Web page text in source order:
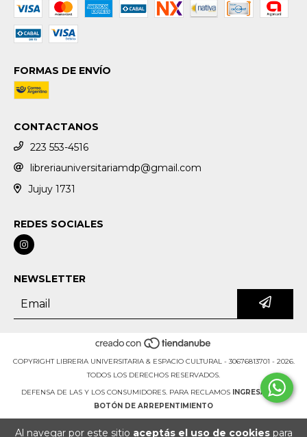
Al navegar por este sitio aceptás el uso de cookiespara
FORMAS DE ENVÍO
CONTACTANOS
223 553-4516
libreriauniversitariamdp@gmail.com
Jujuy 1731
REDES SOCIALES
NEWSLETTER
COPYRIGHT LIBRERIA UNIVERSITARIA & ESPACIO CULTURAL - 30676813701 - 2026.
TODOS LOS DERECHOS RESERVADOS.
DEFENSA DE LAS Y LOS CONSUMIDORES. PARA RECLAMOS INGRESÁ ACÁ.
BOTÓN DE ARREPENTIMIENTO